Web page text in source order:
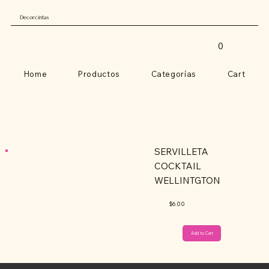
Decorcintas
Home Productos Categorías Cart
0
Add to Cart
SERVILLETA
COCKTAIL
WELLINTGTON
$6.00